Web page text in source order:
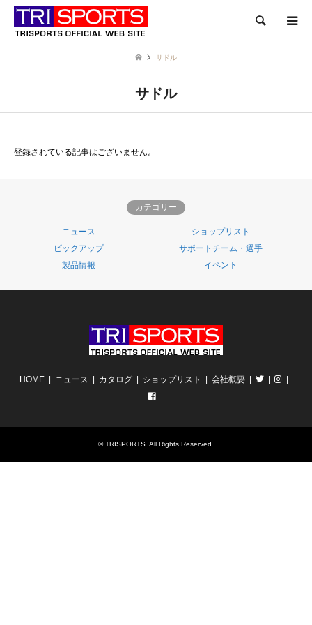
検索
サドル
サドル
登録されている記事はございません。
カテゴリー
ニュース
ショップリスト
ピックアップ
サポートチーム・選手
製品情報
イベント
HOME ニュース カタログ ショップリスト 会社概要
©TRISPORTS . All Rights Reserved.